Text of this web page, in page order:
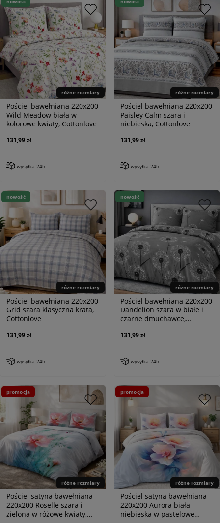
różne rozmiary
Pościel bawełniana 220x200
Wild Meadow biała w
kolorowe kwiaty, Cottonlove
131,99 zł
wysyłka 24h
nowość
różne rozmiary
Pościel bawełniana 220x200
Paisley Calm szara i
niebieska, Cottonlove
131,99 zł
wysyłka 24h
nowość
różne rozmiary
Pościel bawełniana 220x200
Grid szara klasyczna krata,
Cottonlove
131,99 zł
wysyłka 24h
nowość
różne rozmiary
Pościel bawełniana 220x200
Dandelion szara w białe i
czarne dmuchawce,
131,99 zł
wysyłka 24h
nowość
różne rozmiary
Pościel satyna bawełniana
220x200 Roselle szara i
zielona w różowe kwiaty,
promocja
różne rozmiary
Pościel satyna bawełniana
220x200 Aurora biała i
niebieska w pastelowe
promocja